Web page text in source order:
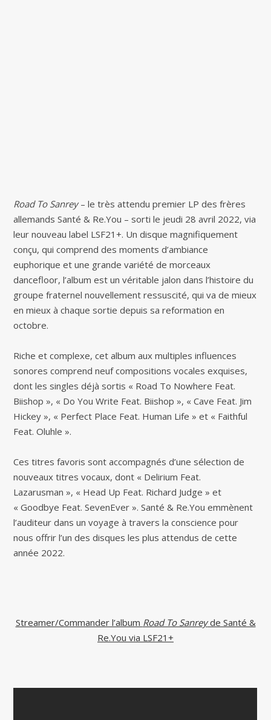
Road To Sanrey– le très attendu premier LP des frères
allemands Santé & Re.You – sorti le jeudi 28 avril 2022, via
leur nouveau label LSF21+. Un disque magnifiquement
conçu, qui comprend des moments d’ambiance
euphorique et une grande variété de morceaux
dancefloor, l’album est un véritable jalon dans l’histoire du
groupe fraternel nouvellement ressuscité, qui va de mieux
en mieux à chaque sortie depuis sa reformation en
octobre.
Riche et complexe, cet album aux multiples influences
sonores comprend neuf compositions vocales exquises,
dont les singles déjà sortis « Road To Nowhere Feat.
Biishop », « Do You Write Feat. Biishop », « Cave Feat. Jim
Hickey », « Perfect Place Feat. Human Life » et « Faithful
Feat. Oluhle ».
Ces titres favoris sont accompagnés d’une sélection de
nouveaux titres vocaux, dont « Delirium Feat.
Lazarusman », « Head Up Feat. Richard Judge » et
« Goodbye Feat. SevenEver ». Santé & Re.You emmènent
l’auditeur dans un voyage à travers la conscience pour
nous offrir l’un des disques les plus attendus de cette
année 2022.
Streamer/Commander l’album Road To Sanreyde Santé &
Re.You via LSF21+